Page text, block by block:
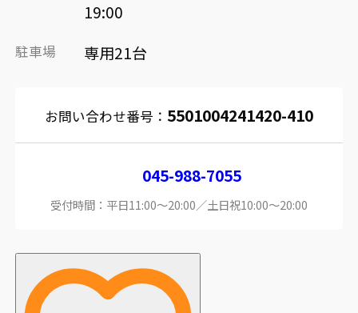
19:00
駐車場 専用21台
お問い合わせ番号： 5501004241420-410
045-988-7055
受付時間：平日11:00～20:00／土日祝10:00～20:00